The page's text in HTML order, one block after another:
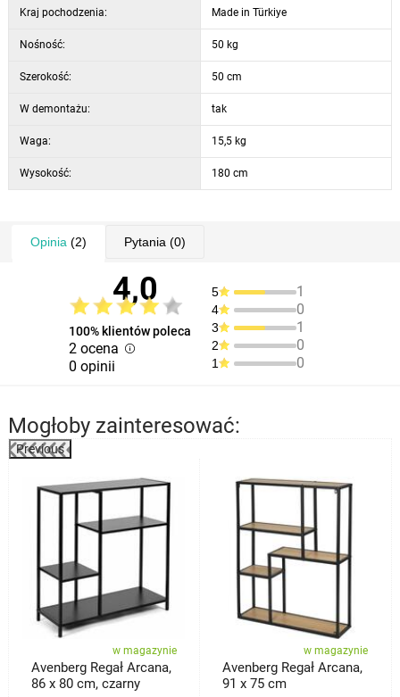
Kraj pochodzenia: Made in Türkiye
Nośność: 50 kg
Szerokość: 50 cm
W demontażu: tak
Waga: 15,5 kg
Wysokość: 180 cm
Opinia (2) Pytania (0)
4,0
100% klientów poleca
2 ocena
0 opinii
5 1
4 0
3 1
2 0
1 0
Mogłoby zainteresować:
Previous
w magazynie
Avenberg Regał Arcana,
86 x 80 cm, czarny
w magazynie
Avenberg Regał Arcana,
91 x 75 cm